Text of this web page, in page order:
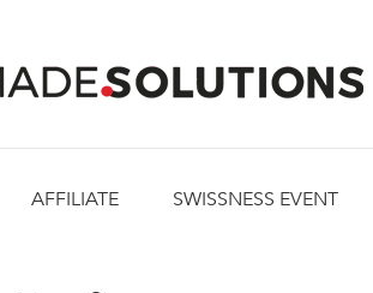
AFFILIATE SWISSNESS EVENT